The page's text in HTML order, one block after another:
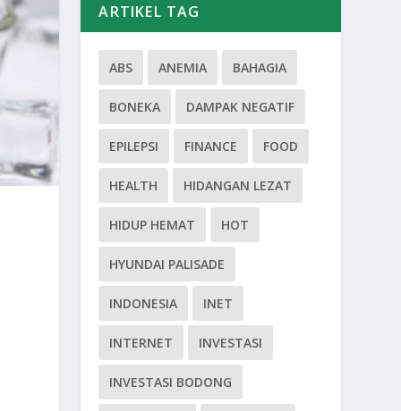
ARTIKEL TAG
ABS ANEMIA BAHAGIA
BONEKA DAMPAK NEGATIF
EPILEPSI FINANCE FOOD
HEALTH HIDANGAN LEZAT
HIDUP HEMAT HOT
HYUNDAI PALISADE
INDONESIA INET
INTERNET INVESTASI
INVESTASI BODONG